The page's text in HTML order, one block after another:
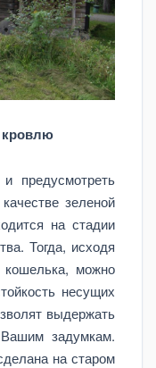
кровлю
предусмотреть
зеленой
на стадии
Тогда, исходя
можно
несущих
выдержать
Вашим задумкам.
на старом